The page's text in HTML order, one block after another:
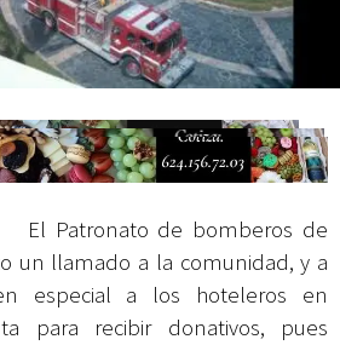
El Patronato de bomberos de
un llamado a la comunidad, y a
especial a los hoteleros en
para recibir donativos, pues